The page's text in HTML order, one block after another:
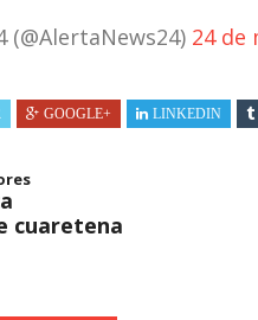
24 de
GOOGLE+ LINKEDIN
cuaretena